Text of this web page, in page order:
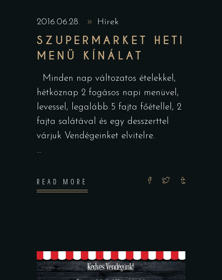
2016.06.28. Hírek
SZUPERMARKET HETI
MENÜ KÍNÁLAT
Minden nap változatos ételekkel,
hétköznap 2 fogásos napi menüvel,
levessel, legalább 5 fajta főétellel, 2
fajta salátával és egy desszerttel
várjuk Vendégeinket elvitelre.
READ MORE